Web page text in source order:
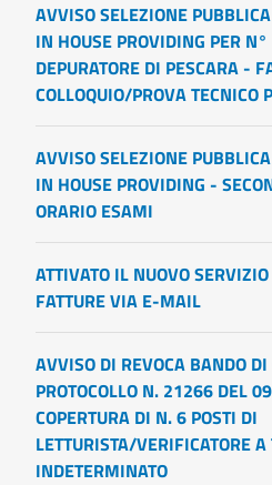
AVVISO SELEZIONE
IN HOUSE PROVIDING PER
DEPURATORE DI PESCARA -
COLLOQUIO/PROVA TECNICO
AVVISO SELEZIONE
IN HOUSE PROVIDING -
ORARIO ESAMI
ATTIVATO IL NUOVO
FATTURE VIA E-MAIL
AVVISO DI REVOCA BANDO DI
PROTOCOLLO N. 21266 DEL
COPERTURA DI N. 6 POSTI DI
LETTURISTA/VERIFICATORE
INDETERMINATO